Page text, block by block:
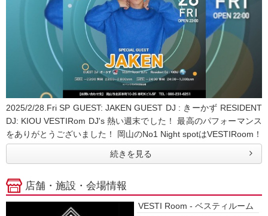
2025/2/28.Fri SP GUEST: JAKEN GUEST DJ : きーかず RESIDENT
DJ: KIOU VESTIRom DJ's 熱い週末でした！ 最高のパフォーマンス
をありがとうございました！ 岡山のNo1 Night spotはVESTIRoom！
続きを見る
店舗・施設・会場情報
VESTI Room - ベスティルーム